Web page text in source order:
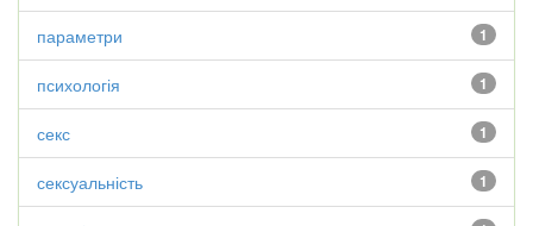
1
параметри
1
психологія
1
секс
1
сексуальність